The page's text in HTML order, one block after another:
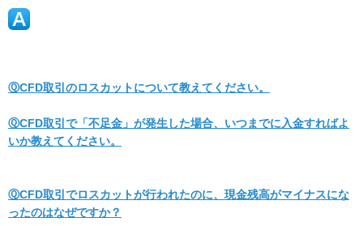
ⓆCFD取引のロスカットについて教えてください。
ⓆCFD取引で「不足金」が発生した場合、いつまでに入金すればよ
いか教えてください。
ⓆCFD取引でロスカットが行われたのに、現金残高がマイナスにな
ったのはなぜですか？